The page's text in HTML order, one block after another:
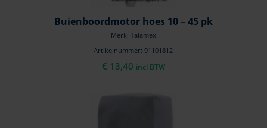
Buienboordmotor hoes 10 – 45 pk
Merk: Talamex
Artikelnummer: 91101812
€ 13,40 incl BTW